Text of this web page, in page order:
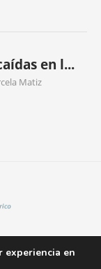
en l...
Matiz
experiencia en